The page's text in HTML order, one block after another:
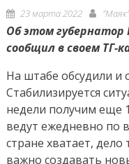
Posted
on
23 марта 2022 Author
"Маяк"
Об этом губернатор
сообщил в своем ТГ-
На штабе обсудили и
Стабилизируется
недели получим еще
ведут ежедневно по
стране хватает, дело
важно создавать